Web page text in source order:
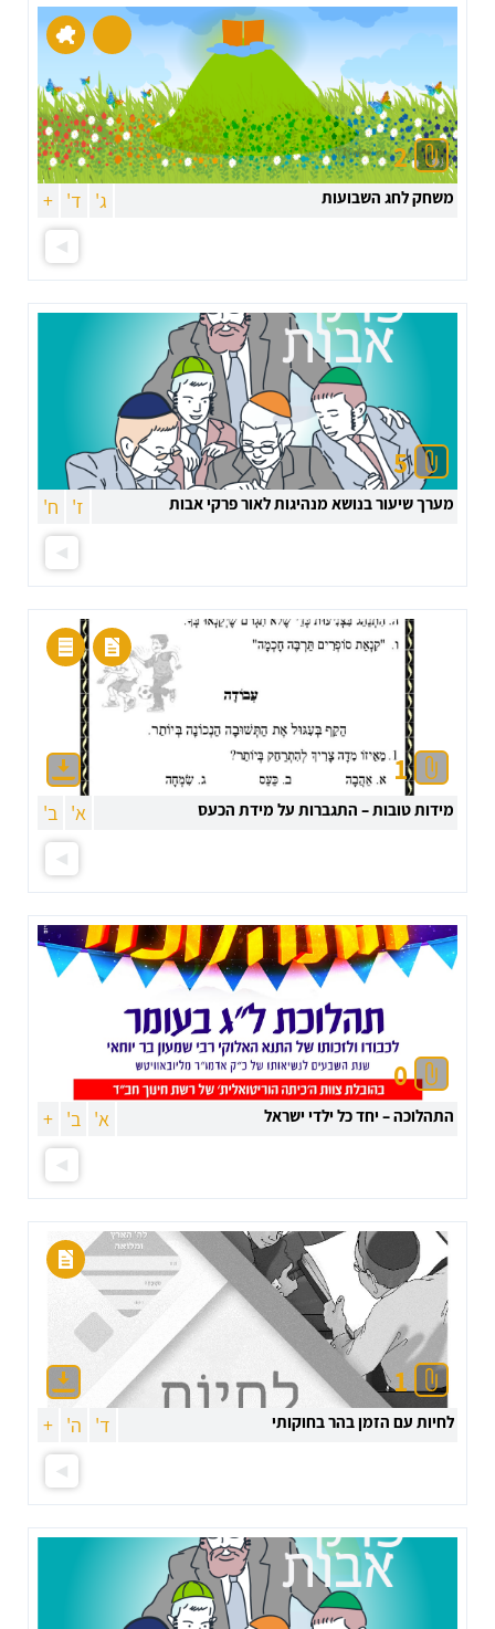
2
משחק לחג השבועות ג' ד' +
5
מערך שיעור בנושא מנהיגות לאור פרקי אבות ז' ח'
1
מידות טובות – התגברות על מידת הכעס א' ב'
0
התהלוכה – יחד כל ילדי ישראל א' ב' +
1
לחיות עם הזמן בהר בחוקותי ד' ה' +